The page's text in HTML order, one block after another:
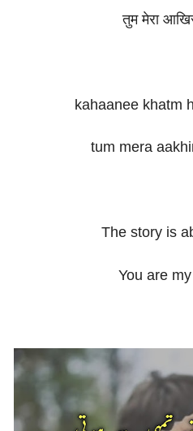
तुम मेरा
kahaanee khatm
tum mera
The story is
You are